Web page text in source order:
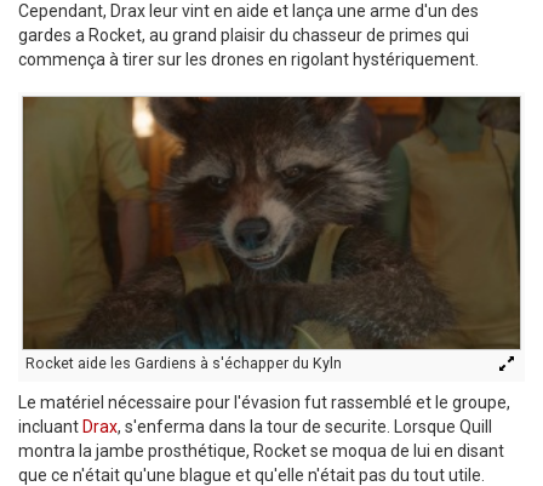
Cependant, Drax leur vint en aide et lança une arme d'un des
gardes a Rocket, au grand plaisir du chasseur de primes qui
commença à tirer sur les drones en rigolant hystériquement.
Rocket aide les Gardiens à s'échapper du Kyln
Le matériel nécessaire pour l'évasion fut rassemblé et le groupe,
incluant Drax, s'enferma dans la tour de securite. Lorsque Quill
montra la jambe prosthétique, Rocket se moqua de lui en disant
que ce n'était qu'une blague et qu'elle n'était pas du tout utile.